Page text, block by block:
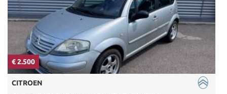
€ 2.500
CITROEN